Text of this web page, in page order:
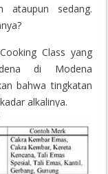
ataupun sedang.
Class yang
di Modena
bahwa tingkatan
alkalinya.